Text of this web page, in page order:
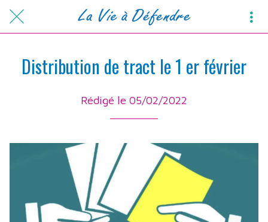
Distribution de tract le 1 er février
Rédigé le 05/02/2022